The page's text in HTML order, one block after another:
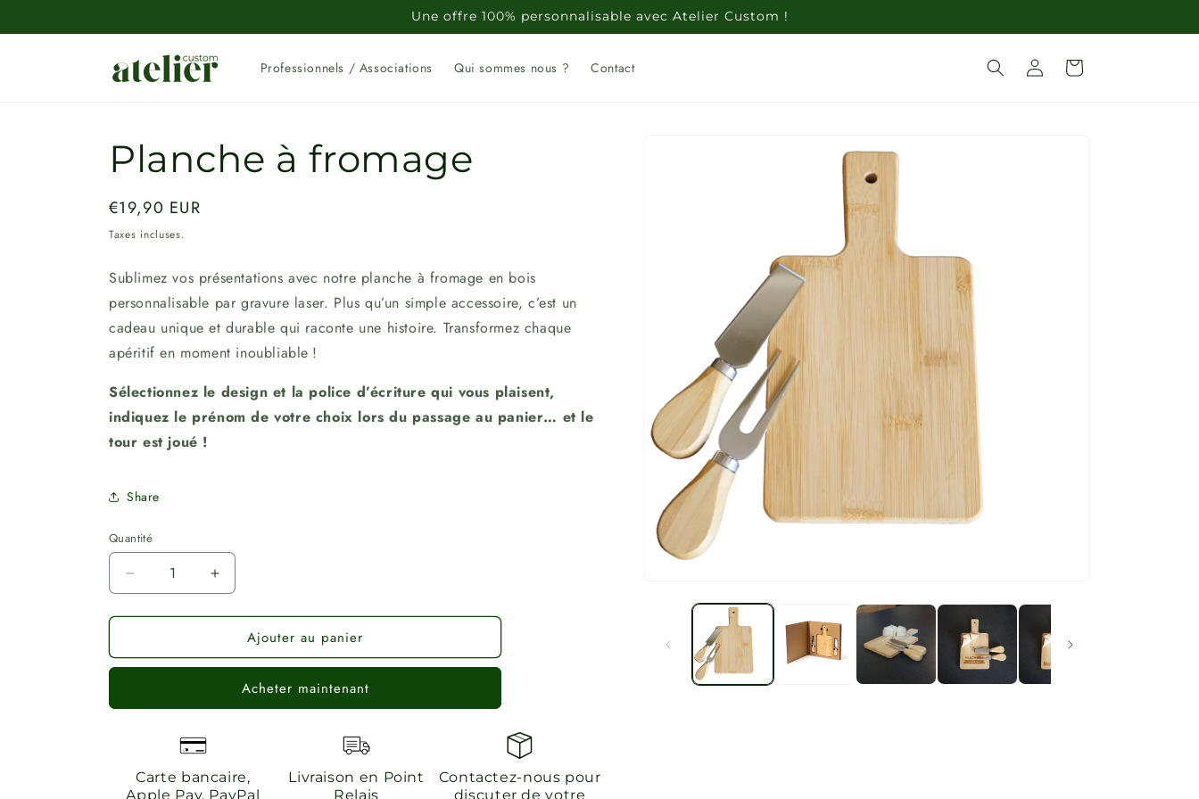
au
Une offre 100% personnalisable avec Atelier Custom !
Professionnels / Associations Qui sommes nous ? Contact Connexion Panier
dans
Planche à fromage
Prix
habituel
€19,90 EUR
Taxes incluses.
Sublimez vos présentations avec notre planche à fromage en bois
personnalisable par gravure laser. Plus qu’un simple accessoire, c’est un
cadeau unique et durable qui raconte une histoire. Transformez chaque
apéritif en moment inoubliable !
Sélectionnez le design et la police d’écriture qui vous plaisent,
indiquez le prénom de votre choix lors du passage au panier… et le
tour est joué !
Share
Quantité
Quantité
Réduire
la
quantité
Planche
Augmenter
la
quantité
Planche
fromage
Ajouter au panier
Acheter maintenant
Carte bancaire,
Apple Pay, PayPal
Livraison en Point
Relais
Contactez-nous pour
discuter de votre